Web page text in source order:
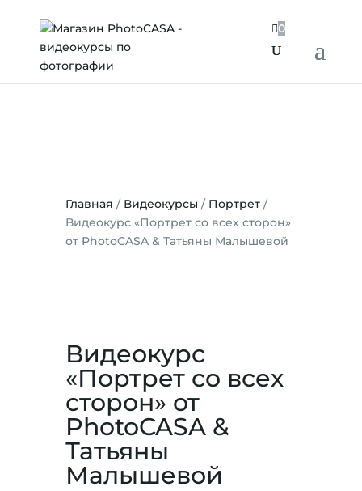
0
Главная / Видеокурсы / Портрет/
Видеокурс «Портрет со всех сторон»
от PhotoCASA & Татьяны Малышевой
Видеокурс
«Портрет со всех
сторон» от
PhotoCASA &
Татьяны
Малышевой